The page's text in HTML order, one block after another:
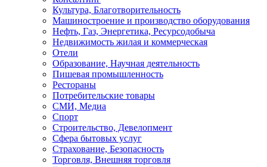
Культура, Благотворительность
Машиностроение и производство оборудования
Нефть, Газ, Энергетика, Ресурсодобыча
Недвижимость жилая и коммерческая
Отели
Образование, Научная деятельность
Пишевая промышленность
Рестораны
Потребительские товары
СМИ, Медиа
Спорт
Строительство, Девелопмент
Сфера бытовых услуг
Страхование, Безопасность
Торговля, Внешняя торговля